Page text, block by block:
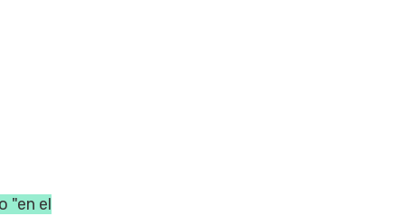
"en el